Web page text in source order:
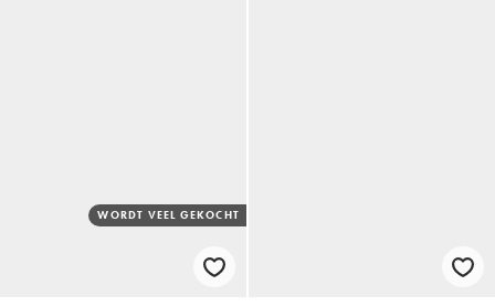
WORDT VEEL GEKOCHT